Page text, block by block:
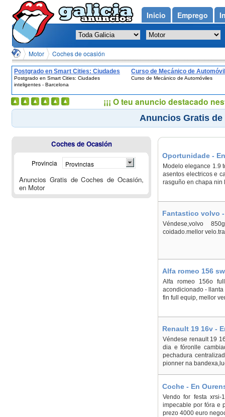
Motor Coches de ocasión
Postgrado en Smart Cities: Ciudades
inteligentes - Barcelona
Postgrado en Smart Cities: Ciudades
inteligentes - Barcelona
Curso de Mecánico de
Curso de Mecánico de Automóviles
Anuncios Gratis de
Oportunidade -
Modelo elegance 1.9
asentos electricos e
rasguño en chapa nin
Fantastico volvo
Véndese,volvo
coidado.mellor
Alfa romeo 156
Alfa romeo 156o
acondicionado - llanta
fin full equip, mellor
Renault 19 16v -
Véndese renault 19
dia e fóronlle
pechadura
pionner na
Coche - En
Vendo for festa xrsi-
impecable por fóra e
prezo 4000 euro
Coches de Ocasión
Provincia Provincias
Anuncios Gratis de Coches de Ocasión,
en Motor
Inicio Emprego
¡¡¡ O teu anuncio destacado